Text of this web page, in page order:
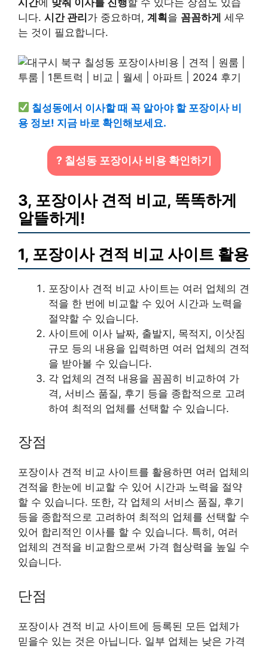
니다. 시간 관리가 중요하며, 계획을 꼼꼼하게 세우
는 것이 필요합니다.
칠성동에서 이사할 때 꼭 알아야 할 포장이사 비
용 정보! 지금 바로 확인해보세요.
? 칠성동 포장이사 비용 확인하기
3, 포장이사 견적 비교, 똑똑하게
알뜰하게!
1, 포장이사 견적 비교 사이트 활용
포장이사 견적 비교 사이트는 여러 업체의 견
적을 한 번에 비교할 수 있어 시간과 노력을
절약할 수 있습니다.
사이트에 이사 날짜, 출발지, 목적지, 이삿짐
규모 등의 내용을 입력하면 여러 업체의 견적
을 받아볼 수 있습니다.
각 업체의 견적 내용을 꼼꼼히 비교하여 가
격, 서비스 품질, 후기 등을 종합적으로 고려
하여 최적의 업체를 선택할 수 있습니다.
장점
포장이사 견적 비교 사이트를 활용하면 여러 업체의
견적을 한눈에 비교할 수 있어 시간과 노력을 절약
할 수 있습니다. 또한, 각 업체의 서비스 품질, 후기
등을 종합적으로 고려하여 최적의 업체를 선택할 수
있어 합리적인 이사를 할 수 있습니다. 특히, 여러
업체의 견적을 비교함으로써 가격 협상력을 높일 수
있습니다.
단점
포장이사 견적 비교 사이트에 등록된 모든 업체가
믿을수 있는 것은 아닙니다. 일부 업체는 낮은 가격